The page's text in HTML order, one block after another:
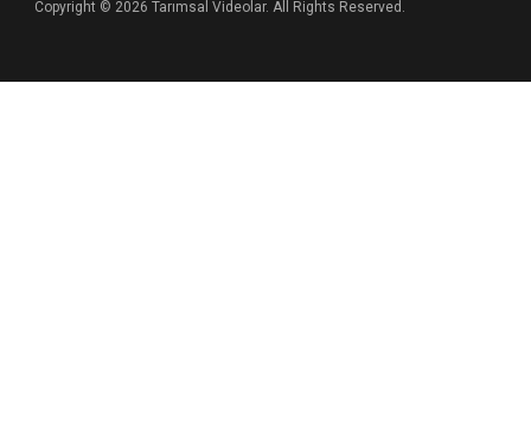
Copyright © 2026 Tarımsal Videolar. All Rights Reserved.